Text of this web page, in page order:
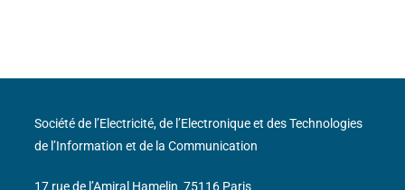
Société de l’Electricité, de l’Electronique et des Technologies
de l’Information et de la Communication
17 rue de l’Amiral Hamelin 75116 Paris